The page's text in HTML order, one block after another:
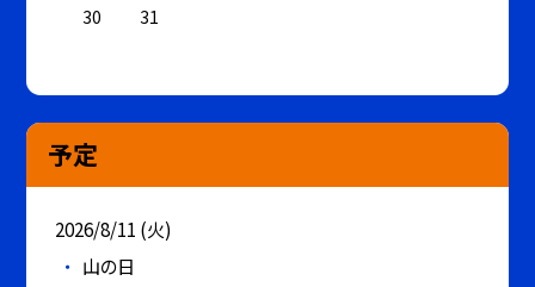
30
31
予定
2026/8/11 (火)
山の日